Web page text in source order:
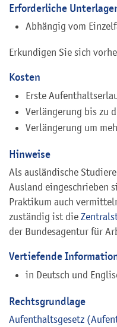
Erforderliche
Abhängig vom
Erkundigen Sie sich
Kosten
Erste
Verlängerung bis zu
Verlängerung um
Hinweise
Als ausländische
Ausland eingeschrieben
Praktikum auch
zuständig ist die
der Bundesagentur für
Vertiefende
in Deutsch und
Rechtsgrundlage
Aufenthaltsgesetz